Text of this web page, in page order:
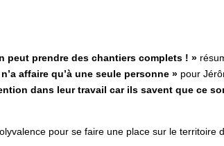
peut prendre des chantiers complets ! »
affaire qu’à une seule personne » pour
dans leur travail car ils savent que ce
pour se faire une place sur le territoire